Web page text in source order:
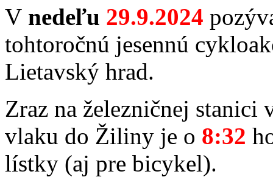
V nedeľu 29.9.2024
tohtoročnú jesennú
Lietavský hrad.
Zraz na železničnej stanici
vlaku do Žiliny je o 8:32
lístky (aj pre bicykel).